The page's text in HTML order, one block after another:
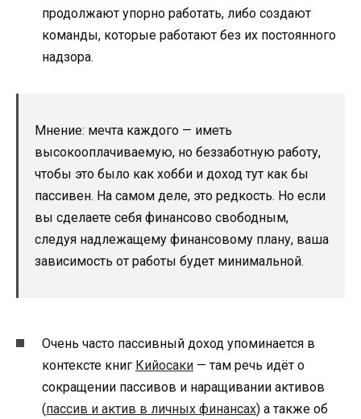
продолжают упорно работать, либо создают
команды, которые работают без их постоянного
надзора.
Мнение: мечта каждого — иметь
высокооплачиваемую, но беззаботную работу,
чтобы это было как хобби и доход тут как бы
пассивен. На самом деле, это редкость. Но если
вы сделаете себя финансово свободным,
следуя надлежащему финансовому плану, ваша
зависимость от работы будет минимальной.
Очень часто пассивный доход упоминается в
контексте книг Кийосаки — там речь идёт о
сокращении пассивов и наращивании активов
(пассив и актив в личных финансах) а также об